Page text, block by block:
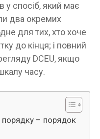
у спосіб, який має
два окремих
для тих, хто хоче
до кінця; і повний
DCEU, якщо
часу.
порядку – порядок